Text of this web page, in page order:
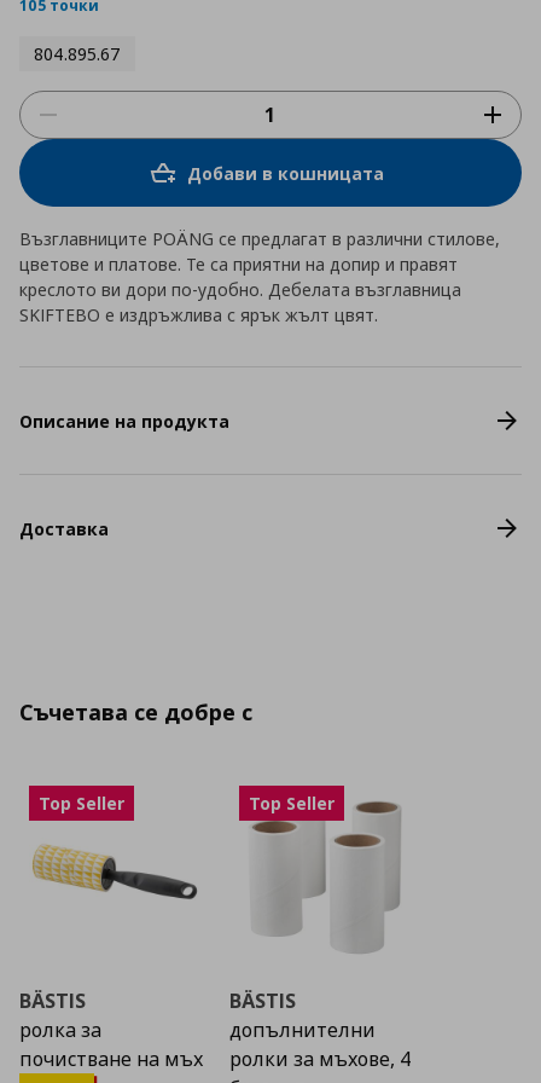
105 точки
804.895.67
Добави в кошницата
Възглавниците POÄNG се предлагат в различни стилове,
цветове и платове. Те са приятни на допир и правят
креслото ви дори по-удобно. Дебелата възглавница
SKIFTEBO е издръжлива с ярък жълт цвят.
Описание на продукта
Доставка
Съчетава се добре с
Top Seller
BÄSTIS
ролка за
почистване на мъх
Top Seller
BÄSTIS
допълнителни
ролки за мъхове, 4